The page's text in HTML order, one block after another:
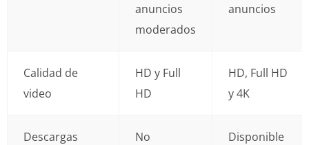
anuncios
moderados
anuncios
Calidad de
video
HD y Full
HD
HD, Full HD
y 4K
Descargas
No
Disponible